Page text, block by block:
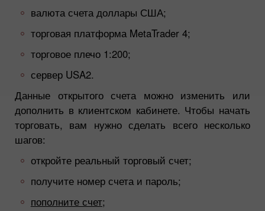
валюта счета доллары США;
торговая платформа MetaTrader 4;
торговое плечо 1:200;
сервер USA2.
Данные открытого счета можно изменить или
дополнить в клиентском кабинете. Чтобы начать
торговать, вам нужно сделать всего несколько
шагов:
откройте реальный торговый счет;
получите номер счета и пароль;
пополните счет;